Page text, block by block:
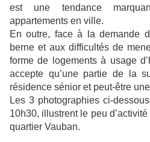
est une tendance
appartements en ville.
En outre, face à la demande
berne et aux difficultés de
forme de logements à usage
accepte qu’une partie de la
résidence sénior et peut-être
Les 3 photographies ci-
10h30, illustrent le peu
quartier Vauban.